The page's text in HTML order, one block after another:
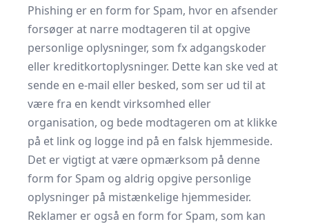
Phishing er en form for Spam, hvor en afsender
forsøger at narre modtageren til at opgive
personlige oplysninger, som fx adgangskoder
eller kreditkortoplysninger. Dette kan ske ved at
sende en e-mail eller besked, som ser ud til at
være fra en kendt virksomhed eller
organisation, og bede modtageren om at klikke
på et link og logge ind på en falsk hjemmeside.
Det er vigtigt at være opmærksom på denne
form for Spam og aldrig opgive personlige
oplysninger på mistænkelige hjemmesider.
Reklamer er også en form for Spam, som kan